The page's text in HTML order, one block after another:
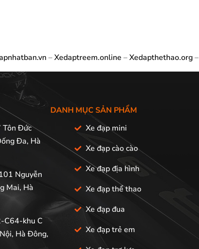
–Xedaptreem.online –Xedapthethao.org–
Đức
Đa, Hà
Nguyễn
Mai, Hà
C64-khu C
Hà Đông,
DANH MỤC SẢN PHẨM
Xe đạp mini
Xe đạp cào cào
Xe đạp địa hình
Xe đạp thể thao
Xe đạp đua
Xe đạp trẻ em